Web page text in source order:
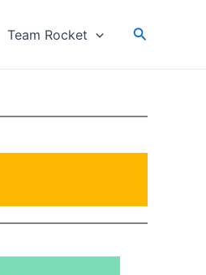
Team Rocket Search